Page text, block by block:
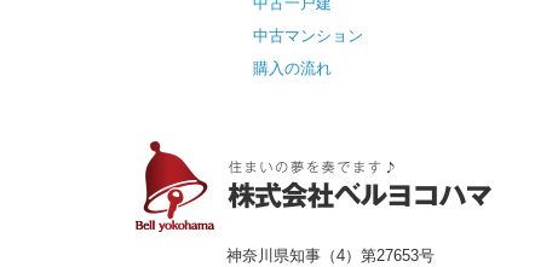
中古マンション
購入の流れ
神奈川県知事（4）第27653号